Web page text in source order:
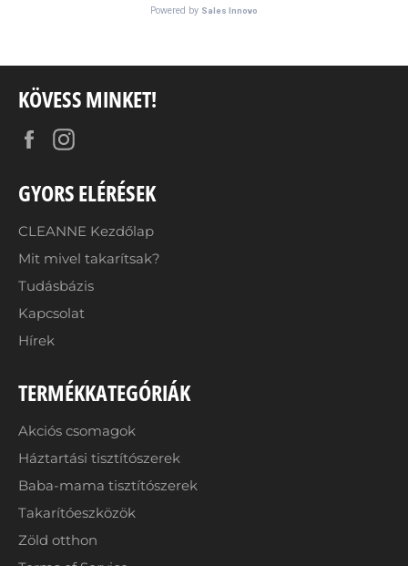
KÖVESS MINKET!
Facebook
GYORS ELÉRÉSEK
CLEANNE Kezdőlap
Mit mivel takarítsak?
Tudásbázis
Kapcsolat
Hírek
TERMÉKKATEGÓRIÁK
Akciós csomagok
Háztartási tisztítószerek
Baba-mama tisztítószerek
Takarítóeszközök
Zöld otthon